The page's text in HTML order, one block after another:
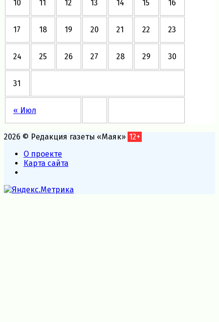
« Июл
10 11 12 13 14 15 16
17 18 19 20 21 22 23
24 25 26 27 28 29 30
31
2026 © Редакция газеты «Маяк» 12+
О проекте
Карта сайта